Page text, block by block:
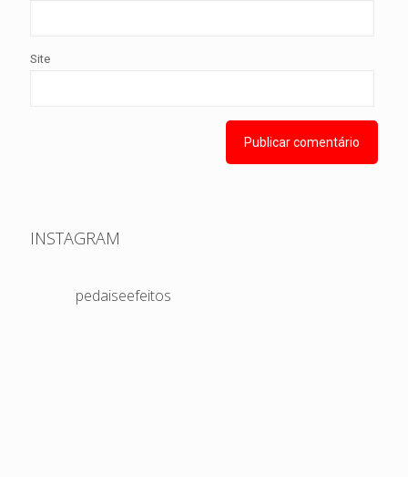
Site
INSTAGRAM
pedaiseefeitos